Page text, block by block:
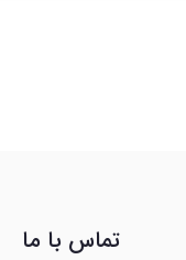
تماس با ما